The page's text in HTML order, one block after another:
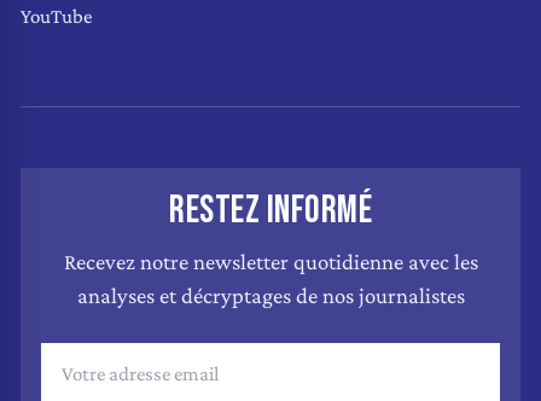
YouTube
RESTEZ INFORMÉ
Recevez notre newsletter quotidienne avec les
analyses et décryptages de nos journalistes